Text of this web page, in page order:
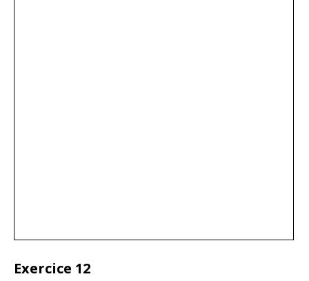
Exercice 12